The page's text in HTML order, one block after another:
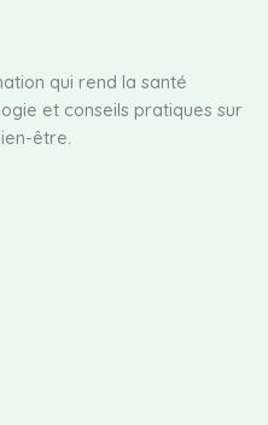
qui rend la santé
et conseils pratiques sur
être.